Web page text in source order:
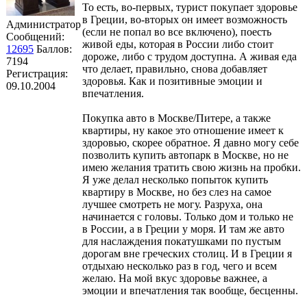
Администратор
Сообщений:
12695 Баллов:
7194
Регистрация:
09.10.2004
То есть, во-первых, турист покупает здоровье
в Греции, во-вторых он имеет возможность
(если не попал во все включено), поесть
живой еды, которая в России либо стоит
дороже, либо с трудом доступна. А живая еда
что делает, правильно, снова добавляет
здоровья. Как и позитивные эмоции и
впечатления.
Покупка авто в Москве/Питере, а также
квартиры, ну какое это отношение имеет к
здоровью, скорее обратное. Я давно могу себе
позволить купить автопарк в Москве, но не
имею желания тратить свою жизнь на пробки.
Я уже делал несколько попыток купить
квартиру в Москве, но без слез на самое
лучшее смотреть не могу. Разруха, она
начинается с головы. Только дом и только не
в России, а в Греции у моря. И там же авто
для наслаждения покатушками по пустым
дорогам вне греческих столиц. И в Греции я
отдыхаю несколько раз в год, чего и всем
желаю. На мой вкус здоровье важнее, а
эмоции и впечатления так вообще, бесценны.